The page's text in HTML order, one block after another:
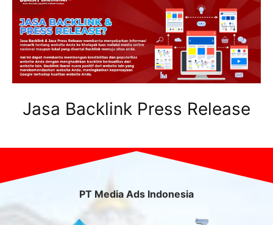
Jasa Backlink Press Release
PT Media Ads Indonesia